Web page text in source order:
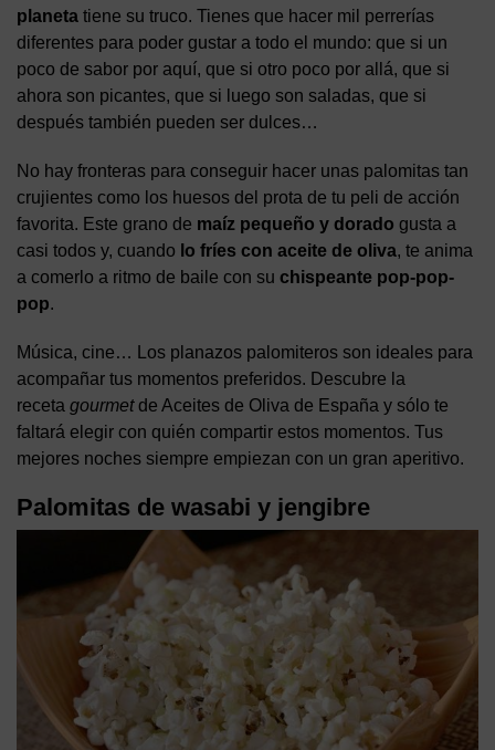
planeta tiene su truco. Tienes que hacer mil perrerías
diferentes para poder gustar a todo el mundo: que si un
poco de sabor por aquí, que si otro poco por allá, que si
ahora son picantes, que si luego son saladas, que si
después también pueden ser dulces…
No hay fronteras para conseguir hacer unas palomitas tan
crujientes como los huesos del prota de tu peli de acción
favorita. Este grano de maíz pequeño y dorado gusta a
casi todos y, cuando lo fríes con aceite de oliva, te anima
a comerlo a ritmo de baile con su chispeante pop-pop-
pop.
Música, cine… Los planazos palomiteros son ideales para
acompañar tus momentos preferidos. Descubre la
receta gourmetde Aceites de Oliva de España y sólo te
faltará elegir con quién compartir estos momentos. Tus
mejores noches siempre empiezan con un gran aperitivo.
Palomitas de wasabi y jengibre